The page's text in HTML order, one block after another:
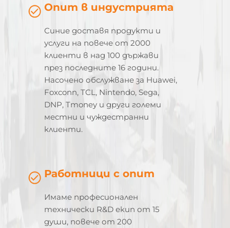
Опит в индустрията
Синие доставя продукти и
услуги на повече от 2000
клиенти в над 100 държави
през последните 16 години.
Насочено обслужване за Huawei,
Foxconn, TCL, Nintendo, Sega,
DNP, Tmoney и други големи
местни и чуждестранни
клиенти.
Работници с опит
Имаме професионален
технически R&D екип от 15
души, повече от 200